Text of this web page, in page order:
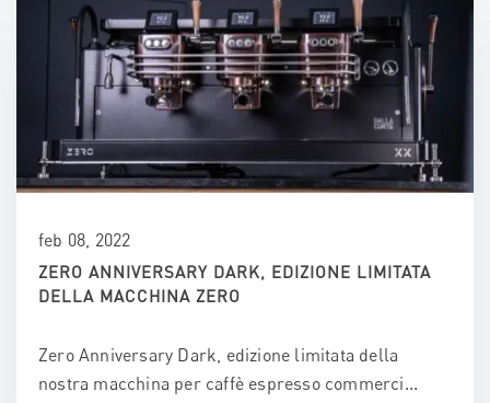
feb 08, 2022
ZERO ANNIVERSARY DARK, EDIZIONE LIMITATA
DELLA MACCHINA ZERO
Zero Anniversary Dark, edizione limitata della
nostra macchina per caffè espresso commerci...